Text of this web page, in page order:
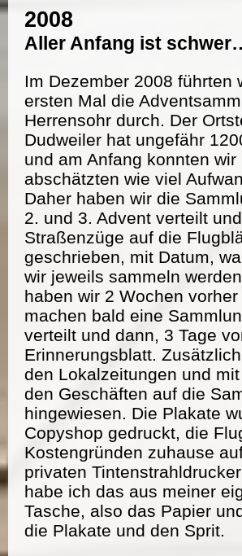
2008
Aller Anfang ist
Im Dezember 2008 führten
ersten Mal die
Herrensohr durch. Der
Dudweiler hat ungefähr
und am Anfang konnten wir
abschätzten wie viel
Daher haben wir die
2. und 3. Advent verteilt
Straßenzüge auf die
geschrieben, mit Datum,
wir jeweils sammeln
haben wir 2 Wochen vorher
machen bald eine
verteilt und dann, 3 Tage
Erinnerungsblatt.
den Lokalzeitungen und
den Geschäften auf die
hingewiesen. Die Plakate
Copyshop gedruckt, die
Kostengründen zuhause
privaten
habe ich das aus meiner
Tasche, also das Papier
die Plakate und den Sprit.